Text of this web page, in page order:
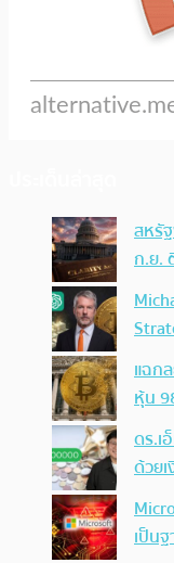
สหรั
ก.ย.
แฉก
หุ้น
ดร.เ
ด้วย
เป็น